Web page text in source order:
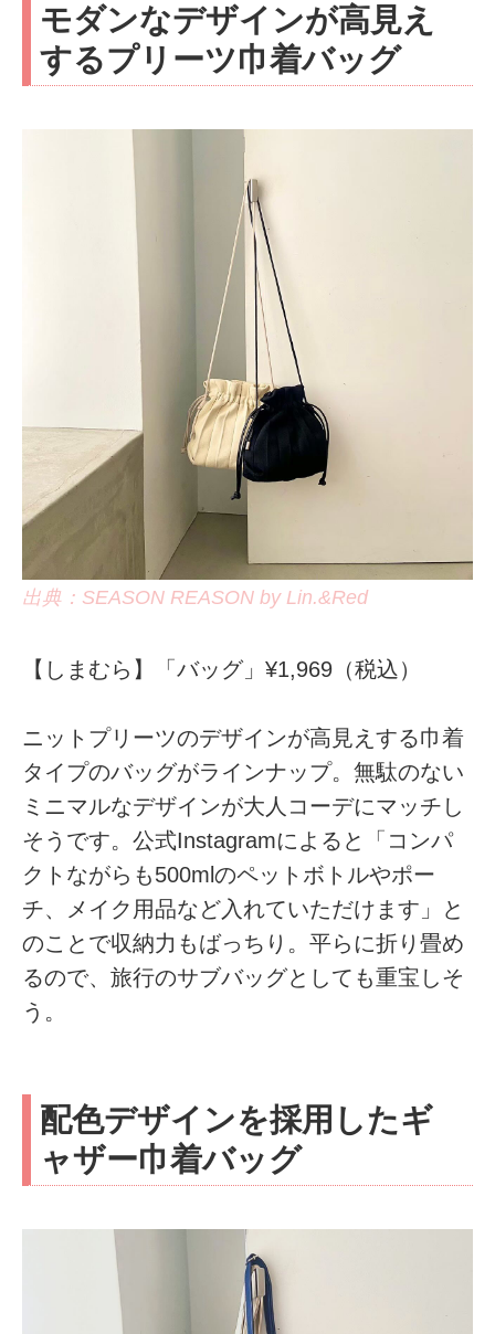
モダンなデザインが高見え
するプリーツ巾着バッグ
出典：SEASON REASON by Lin.&Red
【しまむら】「バッグ」¥1,969（税込）
ニットプリーツのデザインが高見えする巾着
タイプのバッグがラインナップ。無駄のない
ミニマルなデザインが大人コーデにマッチし
そうです。公式Instagramによると「コンパ
クトながらも500mlのペットボトルやポー
チ、メイク用品など入れていただけます」と
のことで収納力もばっちり。平らに折り畳め
るので、旅行のサブバッグとしても重宝しそ
う。
配色デザインを採用したギ
ャザー巾着バッグ